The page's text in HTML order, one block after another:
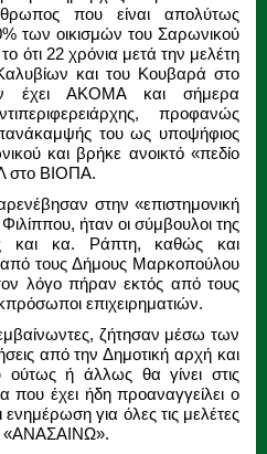
που είναι απολύτως
των οικισμών του Σαρωνικού
ότι 22 χρόνια μετά την μελέτη
και του Κουβαρά στο
έχει ΑΚΟΜΑ και σήμερα
προφανώς
του ως υποψήφιος
και βρήκε ανοικτό «πεδίο
στο ΒΙΟΠΑ.
στην «επιστημονική
ήταν οι σύμβουλοι της
και κα. Ράπτη, καθώς και
από τους Δήμους Μαρκοπούλου
λόγο πήραν εκτός από τους
επιχειρηματιών.
ζήτησαν μέσω των
από την Δημοτική αρχή και
ή άλλως θα γίνει στις
που έχει ήδη προαναγγείλει ο
για όλες τις μελέτες
«ΑΝΑΣΑΙΝΩ».